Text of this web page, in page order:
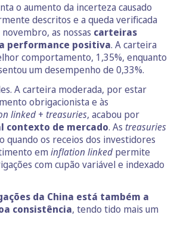
o aumento da incerteza causado
descritos e a queda verificada
as nossas carteiras
performance positiva. A carteira
comportamento, 1,35%, enquanto
um desempenho de 0,33%.
A carteira moderada, por estar
obrigacionista e às
linked + treasuries, acabou por
contexto de mercado. As treasuries
quando os receios dos investidores
em inflation linked permite
com cupão variável e indexado
da China está também a
consistência, tendo tido mais um